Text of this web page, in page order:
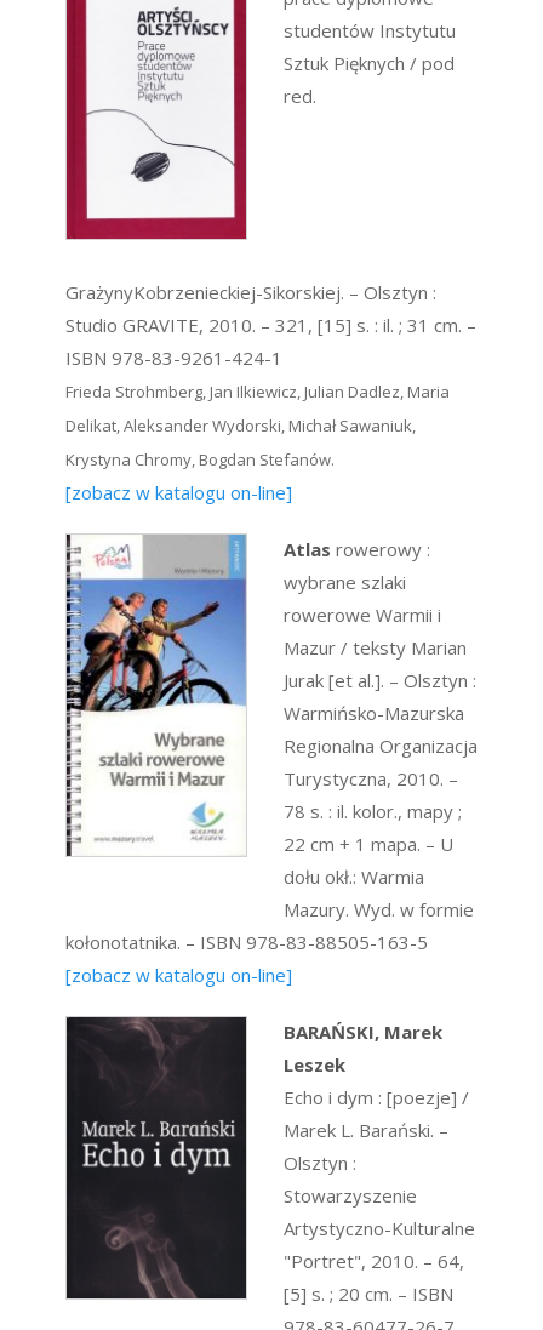
studentów Instytutu
Sztuk Pięknych / pod
red.
GrażynyKobrzenieckiej-Sikorskiej. – Olsztyn :
Studio GRAVITE, 2010. – 321, [15] s. : il. ; 31 cm. –
ISBN 978-83-9261-424-1
Frieda Strohmberg, Jan Ilkiewicz, Julian Dadlez, Maria
Delikat, Aleksander Wydorski, Michał Sawaniuk,
Krystyna Chromy, Bogdan Stefanów.
[zobacz w katalogu on-line]
Atlas rowerowy :
wybrane szlaki
rowerowe Warmii i
Mazur / teksty Marian
Jurak [et al.]. – Olsztyn :
Warmińsko-Mazurska
Regionalna Organizacja
Turystyczna, 2010. –
78 s. : il. kolor., mapy ;
22 cm + 1 mapa. – U
dołu okł.: Warmia
Mazury. Wyd. w formie
kołonotatnika. – ISBN 978-83-88505-163-5
[zobacz w katalogu on-line]
BARAŃSKI, Marek
Leszek
Echo i dym : [poezje] /
Marek L. Barański. –
Olsztyn :
Stowarzyszenie
Artystyczno-Kulturalne
"Portret", 2010. – 64,
[5] s. ; 20 cm. – ISBN